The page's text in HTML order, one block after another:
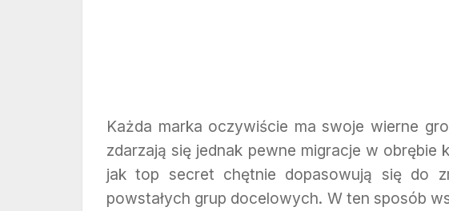
Każda marka oczywiście ma swoje wierne
zdarzają się jednak pewne migracje w obrębie
jak top secret chętnie dopasowują się do
powstałych grup docelowych. W ten sposób